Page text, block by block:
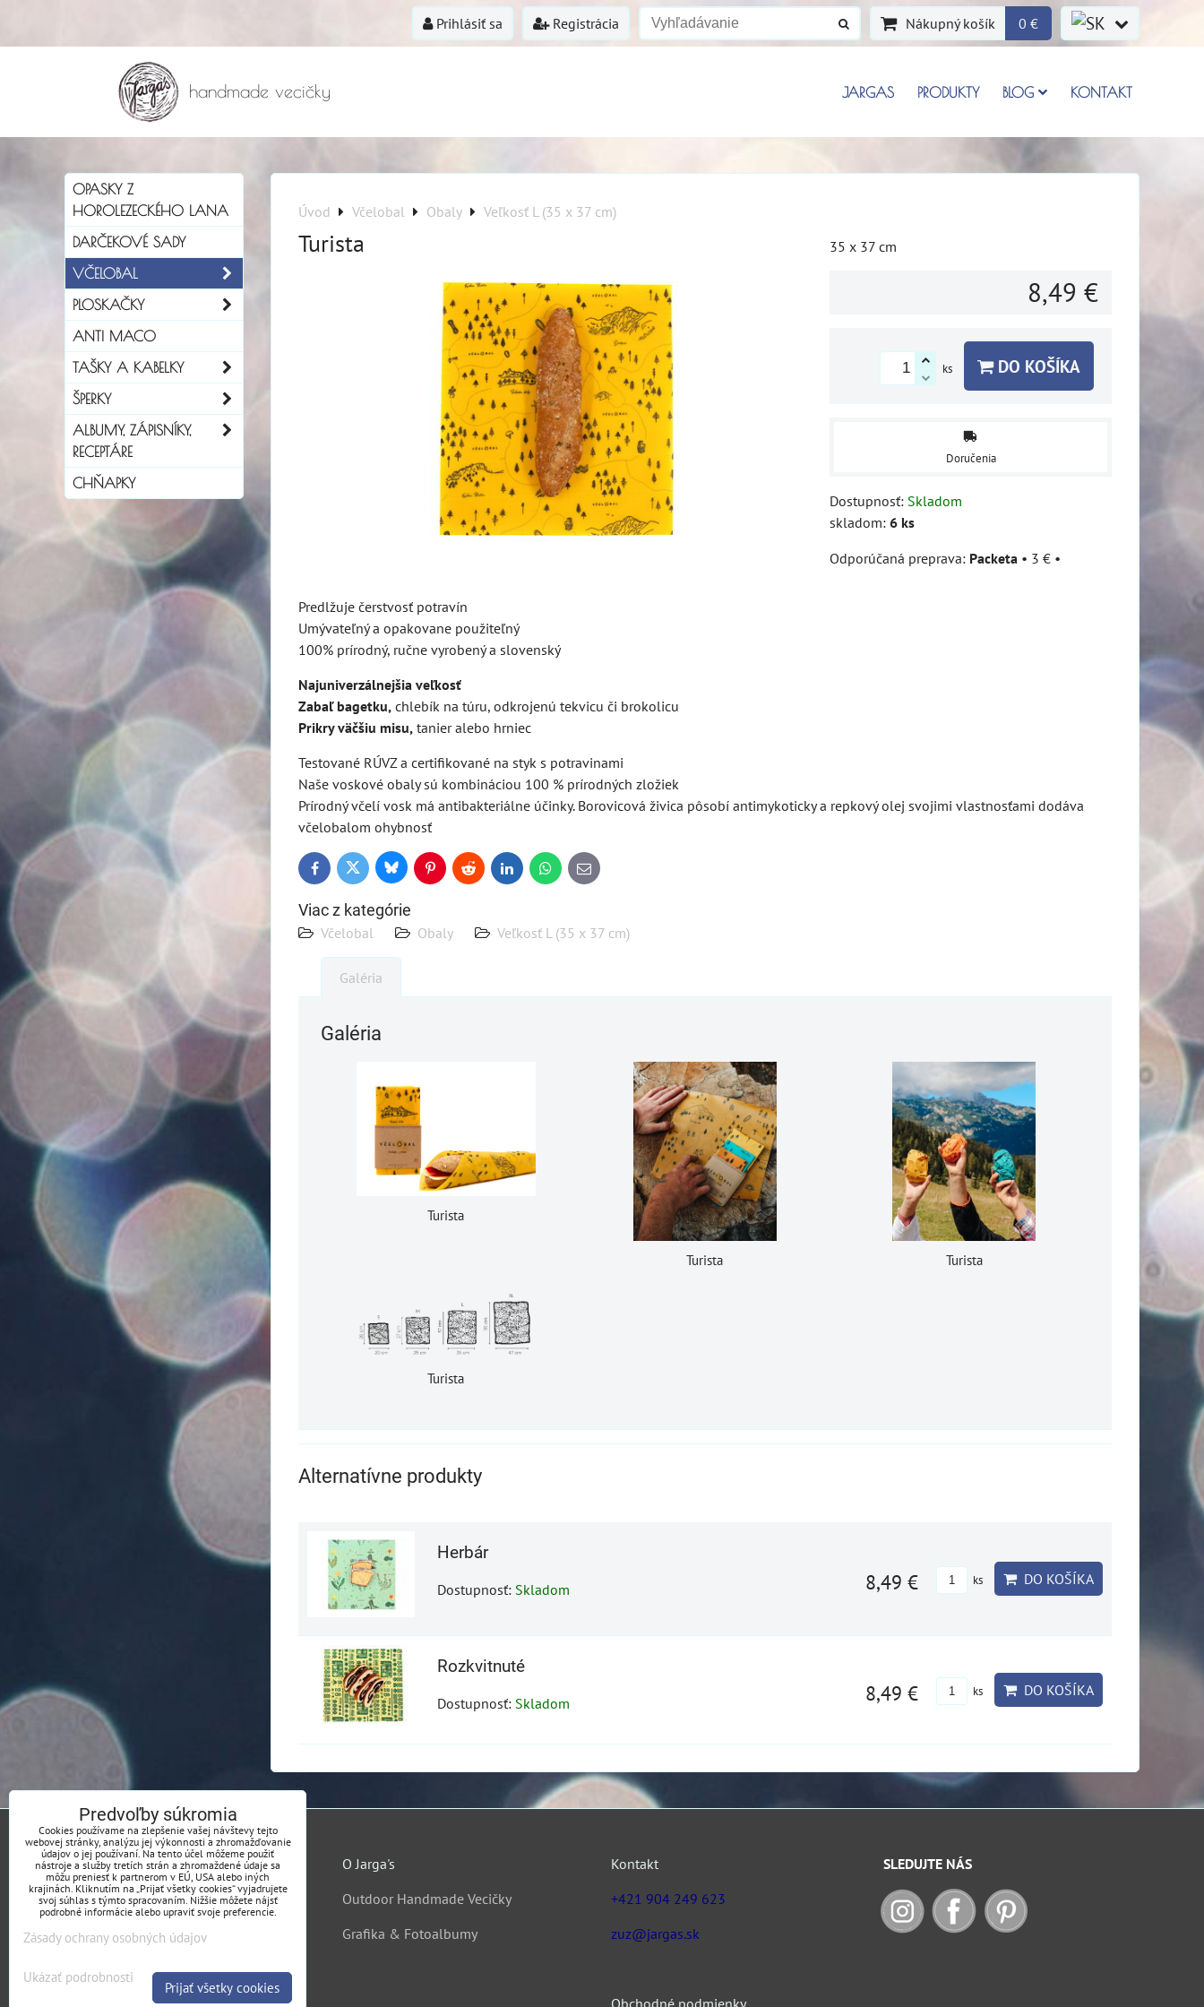
Prihlásiť sa Registrácia Nákupný košík 0 €
handmade vecičky JARGAS PRODUKTY BLOG KONTAKT
Úvod Včelobal Obaly Veľkosť L (35 x 37 cm)
Turista 35 x 37 cm
8,49 €
ks DO KOŠÍKA
Doručenia
Dostupnosť: Skladom
skladom: 6 ks
Packeta • 3 € •
Predlžuje čerstvosť potravín
Umývateľný a opakovane použiteľný
100% prírodný, ručne vyrobený a slovenský
Najuniverzálnejšia veľkosť
Zabaľ bagetku, chlebík na túru, odkrojenú tekvicu či brokolicu
Prikry väčšiu misu, tanier alebo hrniec
Testované RÚVZ a certifikované na styk s potravinami
Naše voskové obaly sú kombináciou 100 % prírodných zložiek
Prírodný včelí vosk má antibakteriálne účinky. Borovicová živica pôsobí antimykoticky a repkový olej svojimi vlastnosťami dodáva
včelobalom ohybnosť
FacebookTwitter BlueskyPinterestReddit LinkedInWhatsApp
E-
mail
Viac z kategórie
Včelobal Obaly Veľkosť L (35 x 37 cm)
Galéria
Galéria
Turista
Turista Turista
Turista
Alternatívne produkty
Herbár
Dostupnosť: Skladom 8,49 € ks DO KOŠÍKA
Rozkvitnuté
Dostupnosť: Skladom 8,49 € ks DO KOŠÍKA
OPASKY Z
HOROLEZECKÉHO LANA
DARČEKOVÉ SADY
VČELOBAL
PLOSKAČKY
ANTI MACO
TAŠKY A KABELKY
ŠPERKY
ALBUMY, ZÁPISNÍKY,
RECEPTÁRE
CHŇAPKY
O Jarga's
Outdoor Handmade Vecičky
Grafika & Fotoalbumy
Kontakt
+421 904 249 623
zuz@jargas.sk
Obchodné podmienky
SLEDUJTE NÁS
Predvoľby súkromia
Cookies používame na zlepšenie vašej návštevy tejto
webovej stránky, analýzu jej výkonnosti a zhromažďovanie
údajov o jej používaní. Na tento účel môžeme použiť
nástroje a služby tretích strán a zhromaždené údaje sa
môžu preniesť k partnerom v EÚ, USA alebo iných
krajinách. Kliknutím na „Prijať všetky cookies“ vyjadrujete
svoj súhlas s týmto spracovaním. Nižšie môžete nájsť
podrobné informácie alebo upraviť svoje preferencie.
Zásady ochrany osobných údajov
Ukázať podrobnosti
Prijať všetky cookies